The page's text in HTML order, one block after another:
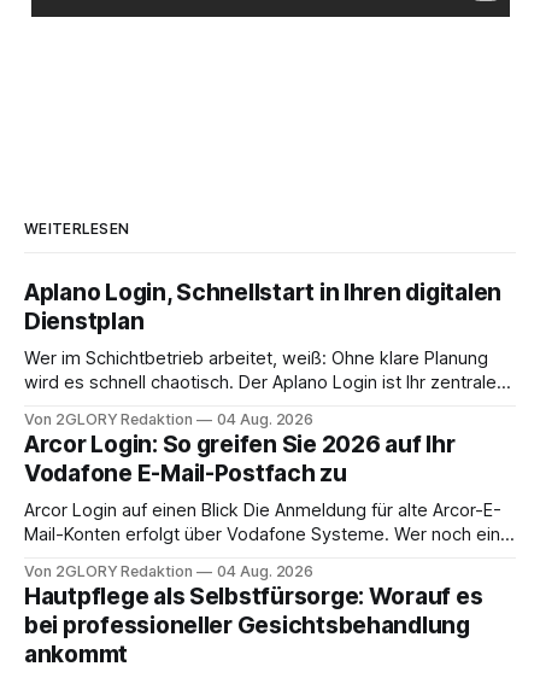
WEITERLESEN
Aplano Login, Schnellstart in Ihren digitalen
Dienstplan
Wer im Schichtbetrieb arbeitet, weiß: Ohne klare Planung
wird es schnell chaotisch. Der Aplano Login ist Ihr zentraler
abwesenheiten und die gesamte kommunikation rund um
Ihr personal digital zu organisieren. In diesem Leitfaden
erfahren Sie alles, was Sie für einen reibungslosen Einstieg
brauchen, von der Registrierung
Von 2GLORY Redaktion 04 Aug. 2026
Arcor Login: So greifen Sie 2026 auf Ihr
Vodafone E-Mail-Postfach zu
Arcor Login auf einen Blick Die Anmeldung für alte Arcor-E-
Mail-Konten erfolgt über Vodafone Systeme. Wer noch eine
besitzt, loggt sich heute über das Vodafone E-Mail & Cloud
Portal ein. Der klassische Arcor Login über mail.
Von 2GLORY Redaktion 04 Aug. 2026
Hautpflege als Selbstfürsorge: Worauf es
bei professioneller Gesichtsbehandlung
ankommt